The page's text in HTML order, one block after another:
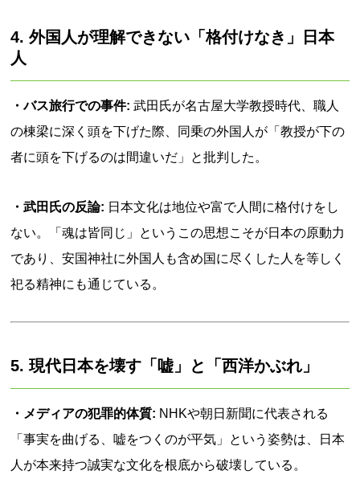
4. 外国人が理解できない「格付けなき」日本
人
・バス旅行での事件: 武田氏が名古屋大学教授時代、職人
の棟梁に深く頭を下げた際、同乗の外国人が「教授が下の
者に頭を下げるのは間違いだ」と批判した。
・武田氏の反論: 日本文化は地位や富で人間に格付けをし
ない。「魂は皆同じ」というこの思想こそが日本の原動力
であり、安国神社に外国人も含め国に尽くした人を等しく
祀る精神にも通じている。
5. 現代日本を壊す「嘘」と「西洋かぶれ」
・メディアの犯罪的体質: NHKや朝日新聞に代表される
「事実を曲げる、嘘をつくのが平気」という姿勢は、日本
人が本来持つ誠実な文化を根底から破壊している。